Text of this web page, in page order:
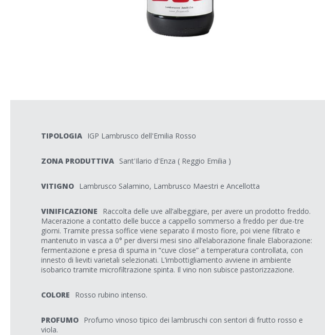
TIPOLOGIA IGP Lambrusco dell'Emilia Rosso
ZONA PRODUTTIVA Sant'Ilario d'Enza ( Reggio Emilia )
VITIGNO Lambrusco Salamino, Lambrusco Maestri e Ancellotta
VINIFICAZIONE
Raccolta delle uve all’albeggiare, per avere un prodotto freddo.
Macerazione a contatto delle bucce a cappello sommerso a freddo per due-tre
giorni. Tramite pressa soffice viene separato il mosto fiore, poi viene filtrato e
mantenuto in vasca a 0° per diversi mesi sino all’elaborazione finale Elaborazione:
fermentazione e presa di spuma in “cuve close” a temperatura controllata, con
innesto di lieviti varietali selezionati. L’imbottigliamento avviene in ambiente
isobarico tramite microfiltrazione spinta. Il vino non subisce pastorizzazione.
COLORE Rosso rubino intenso.
PROFUMO Profumo vinoso tipico dei lambruschi con sentori di frutto rosso e
viola.